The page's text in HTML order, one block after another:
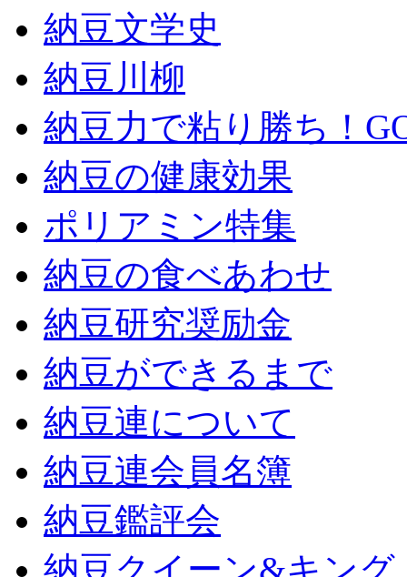
納豆文学史
納豆川柳
納豆力で粘り勝ち！
納豆の健康効果
ポリアミン特集
納豆の食べあわせ
納豆研究奨励金
納豆ができるまで
納豆連について
納豆連会員名簿
納豆鑑評会
納豆クイーン&キング